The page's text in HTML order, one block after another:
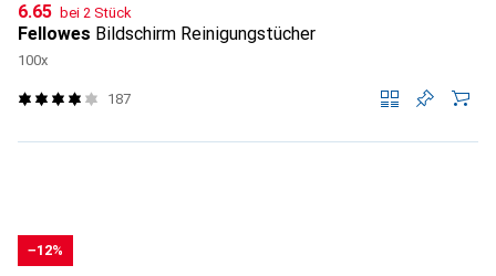
CHF
6.65 bei 2 Stück
Fellowes Bildschirm Reinigungstücher
100x
187
−12%